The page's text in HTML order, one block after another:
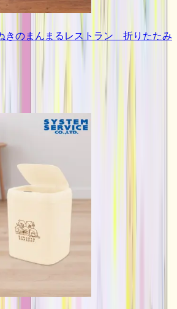
のまんまるレストラン 折りたたみ